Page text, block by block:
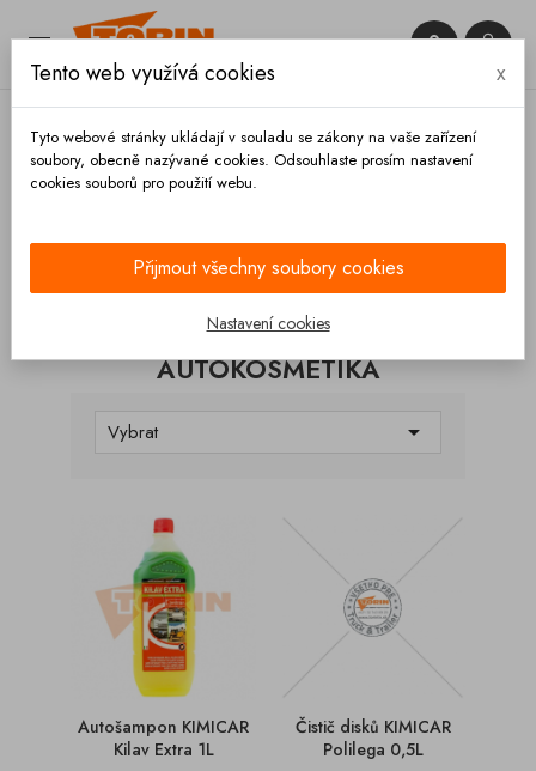
 

KATEGORIE
AUTOKOSMETIKA
Vybrat 
Autošampon KIMICAR
Kilav Extra 1L
Čistič disků KIMICAR
Polilega 0,5L
Tento web využívá cookies x
Tyto webové stránky ukládají v souladu se zákony na vaše zařízení
soubory, obecně nazývané cookies. Odsouhlaste prosím nastavení
cookies souborů pro použití webu.
Přijmout všechny soubory cookies
Nastavení cookies